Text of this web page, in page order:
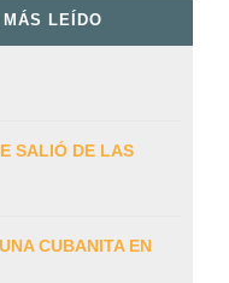
LEÍDO
SALIÓ DE LAS
CUBANITA EN